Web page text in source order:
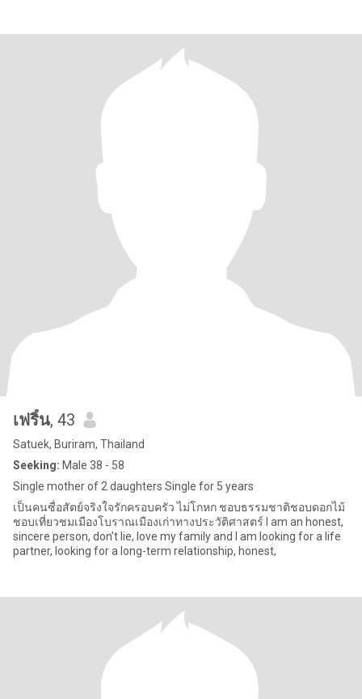
เฟริ์น, 43
Satuek, Buriram, Thailand
Seeking: Male 38 - 58
Single mother of 2 daughters Single for 5 years
เป็นคนซื่อสัตย์จริงใจรักครอบครัว ไม่โกหก ชอบธรรมชาติชอบดอกไม้
ชอบเที่ยวชมเมืองโบราณเมืองเก่าทางประวัติศาสตร์ I am an honest,
sincere person, don't lie, love my family and I am looking for a life
partner, looking for a long-term relationship, honest,